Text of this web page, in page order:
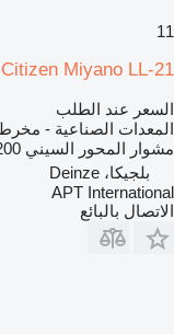
11
Citizen Miyano LL-21
السعر عند الطلب
المعدات الصناعية -
مشوار المحور السيني 200
بلجيكا، Deinze
APT International
الاتصال بالبائع